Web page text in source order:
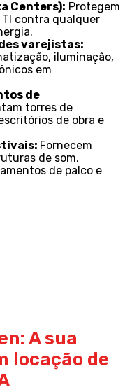
Centers): Protegem
contra qualquer
varejistas:
iluminação,
em
de
torres de
de obra e
Fornecem
de som,
de palco e
A sua
locação de